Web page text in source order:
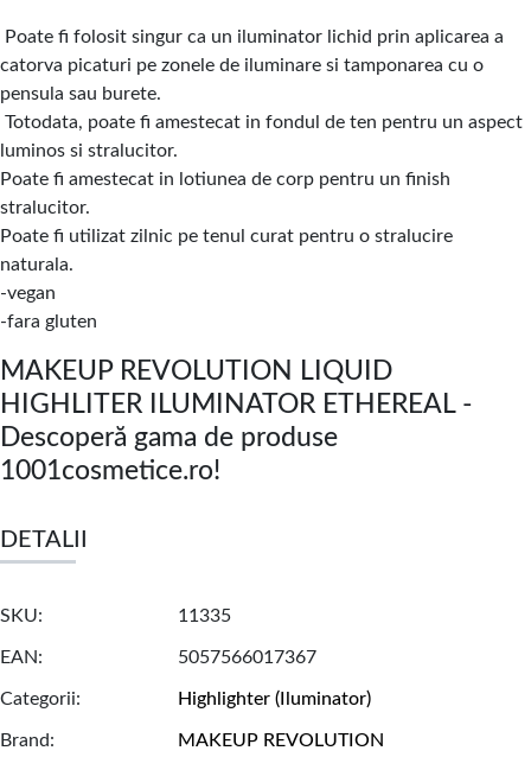
Poate fi folosit singur ca un iluminator lichid prin aplicarea a
catorva picaturi pe zonele de iluminare si tamponarea cu o
pensula sau burete.
Totodata, poate fi amestecat in fondul de ten pentru un aspect
luminos si stralucitor.
Poate fi amestecat in lotiunea de corp pentru un finish
stralucitor.
Poate fi utilizat zilnic pe tenul curat pentru o stralucire
naturala.
-vegan
-fara gluten
MAKEUP REVOLUTION LIQUID
HIGHLITER ILUMINATOR ETHEREAL -
Descoperă gama de produse
1001cosmetice.ro!
DETALII
SKU 11335
EAN 5057566017367
Categorii Highlighter (Iluminator)
Brand MAKEUP REVOLUTION